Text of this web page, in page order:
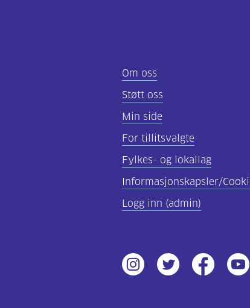
Om oss
Støtt oss
Min side
For tillitsvalgte
Fylkes- og lokallag
Informasjonskapsler/
Logg inn (admin)
InstagramTwitter Facebook